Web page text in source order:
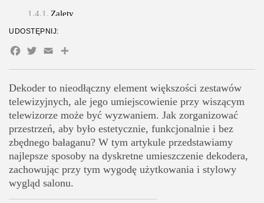
Dekoder to nieodłączny element większości zestawów
telewizyjnych, ale jego umiejscowienie przy wiszącym
telewizorze może być wyzwaniem. Jak zorganizować
przestrzeń, aby było estetycznie, funkcjonalnie i bez
zbędnego bałaganu? W tym artykule przedstawiamy
najlepsze sposoby na dyskretne umieszczenie dekodera,
zachowując przy tym wygodę użytkowania i stylowy
wygląd salonu.
Zalety
Jak zamontować?
5. Na regale lub półce bocznej
Zalety
Wady
Jak ukryć kable i zachować estetykę?
Ciekawostki na temat dekoderów i telewizorów
Podsumowanie
UDOSTĘPNIJ:
Facebook
Twitter
EmailShare